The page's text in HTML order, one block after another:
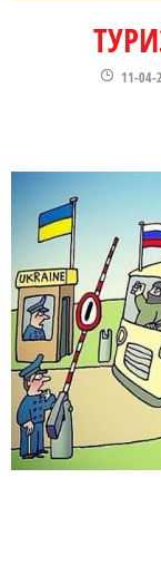
11-04-